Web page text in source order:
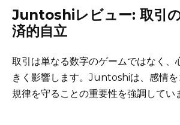
Juntoshiレビュー: 取引
済的自立
取引は単なる数字のゲームではなく、
きく影響します。Juntoshiは、感情を
規律を守ることの重要性を強調してい